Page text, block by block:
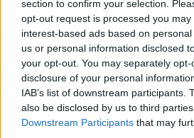
section to confirm your selection.
opt-out request is processed you may
interest-based ads based on
us or personal information disclosed
your opt-out. You may separately
disclosure of your personal
IAB’s list of downstream participants.
also be disclosed by us to third
Downstream Participants that may
Media: Με ενίσχυση 8 εκατ. ευρώ σε 451
πρόγραμμα στήριξης- Κάλυψη εισφορών
μπαταριών για τα υβριδικά της
Σε